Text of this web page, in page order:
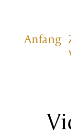
Anfang